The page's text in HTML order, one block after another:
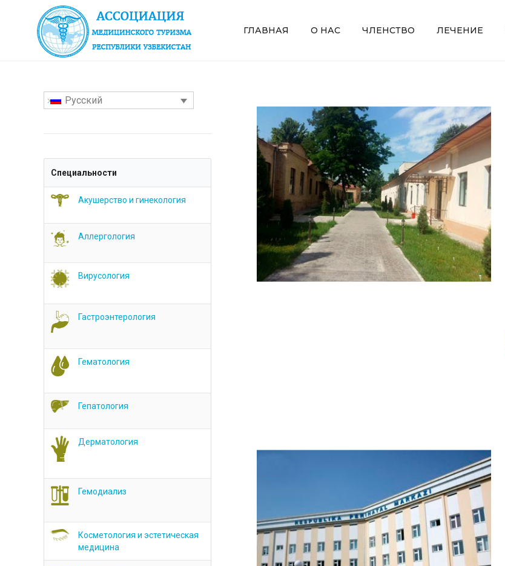
ГЛАВНАЯ О НАС ЧЛЕНСТВО ЛЕЧЕНИЕ
Русский
Специальности
Акушерство и гинекология
Аллергология
Вирусология
Гастроэнтерология
Гематология
Гепатология
Дерматология
Гемодиализ
Косметология и эстетическая
медицина